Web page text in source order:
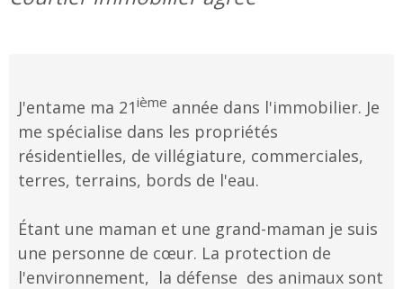
J'entame ma 21ième année dans l'immobilier. Je
me spécialise dans les propriétés
résidentielles, de villégiature, commerciales,
terres, terrains, bords de l'eau.
Étant une maman et une grand-maman je suis
une personne de cœur. La protection de
l'environnement, la défense des animaux sont